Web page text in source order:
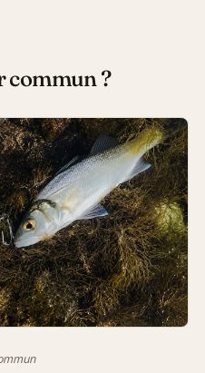
commun ?